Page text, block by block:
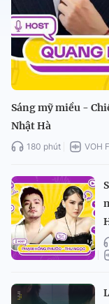
Sáng mỹ miều -
Nhật Hà
180 phút VOH